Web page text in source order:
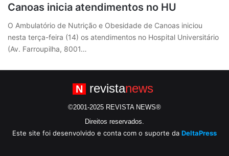
Canoas inicia atendimentos no HU
O Ambulatório de Nutrição e Obesidade de Canoas iniciou
nesta terça-feira (14) os atendimentos no Hospital Universitário
(Av. Farroupilha, 8001…
N revistanews
©2001-2025 REVISTA NEWS®
Direitos reservados.
Este site foi desenvolvido e conta com o suporte da DeltaPress